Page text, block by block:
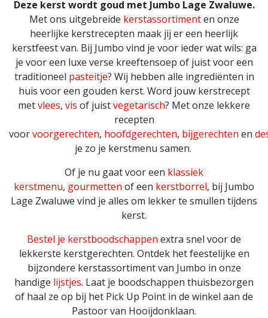
Deze kerst wordt goud met Jumbo Lage Zwaluwe.
Met ons uitgebreide kerstassortimenten onze
heerlijke kerstrecepten maak jij er een heerlijk
kerstfeest van. Bij Jumbo vind je voor ieder wat wils: ga
je voor een luxe verse kreeftensoep of juist voor een
traditioneel pasteitje? Wij hebben alle ingrediënten in
huis voor een gouden kerst. Word jouw kerstrecept
metvlees, vis of juistvegetarisch? Met onze lekkere
recepten
voorvoorgerechten, hoofdgerechten, bijgerechten en
je zo je kerstmenu samen.
Of je nu gaat voor een klassiek
kerstmenu, gourmetten of een kerstborrel, bij Jumbo
Lage Zwaluwe vind je alles om lekker te smullen tijdens
kerst.
Bestel je kerstboodschappen extra snel voor de
lekkerste kerstgerechten. Ontdek het feestelijke en
bijzondere kerstassortiment van Jumbo in onze
handige lijstjes. Laat je boodschappen thuisbezorgen
of haal ze op bij het Pick Up Point in de winkel aan de
Pastoor van Hooijdonklaan.